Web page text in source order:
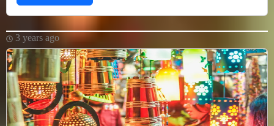
3 years ago